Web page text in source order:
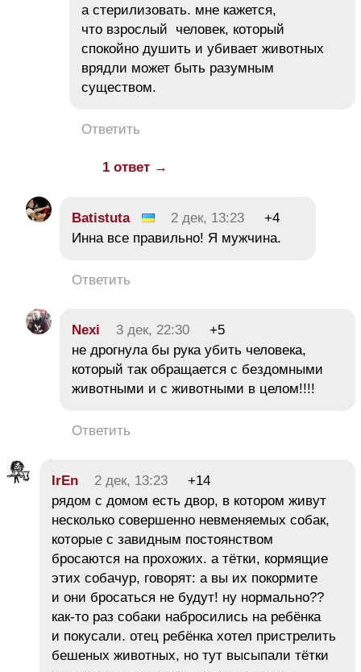
а стерилизовать. мне кажется,
что взрослый человек, который
спокойно душить и убивает животных
врядли может быть разумным
существом.
Ответить
1 ответ →
Batistuta 2 дек, 13:23
+4
Инна все правильно! Я мужчина.
Ответить
Nexi 3 дек, 22:30
+5
не дрогнула бы рука убить человека,
который так обращается с бездомными
животными и с животными в целом!!!!
Ответить
IrEn 2 дек, 13:23
+14
рядом с домом есть двор, в котором живут
несколько совершенно невменяемых собак,
которые с завидным постоянством
бросаются на прохожих. а тётки, кормящие
этих собачур, говорят: а вы их покормите
и они бросаться не будут! ну нормально??
как-то раз собаки набросились на ребёнка
и покусали. отец ребёнка хотел пристрелить
бешеных животных, но тут высыпали тётки